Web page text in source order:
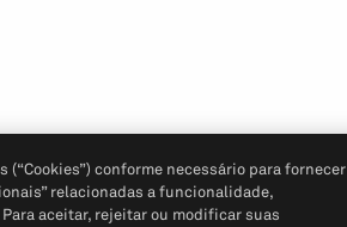
conforme necessário para fornecer
relacionadas a funcionalidade,
aceitar, rejeitar ou modificar suas